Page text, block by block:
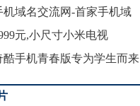
机域名交流网-首家手机域
元,小尺寸小米电视
酷手机青春版专为学生而来